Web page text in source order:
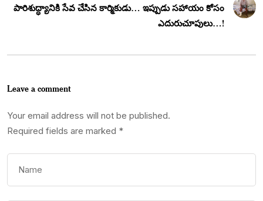
పారిశుద్ధ్యానికి సేవ చేసిన కార్మికుడు… ఇప్పుడు సహాయం కోసం
ఎదురుచూపులు…!
Leave a comment
Your email address will not be published.
Required fields are marked *